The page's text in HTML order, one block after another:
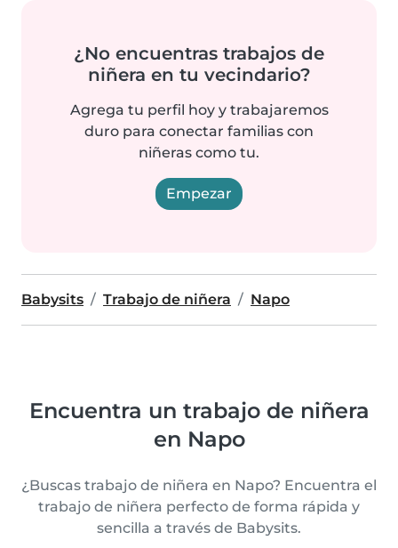
¿No encuentras trabajos de
niñera en tu vecindario?
Agrega tu perfil hoy y trabajaremos
duro para conectar familias con
niñeras como tu.
Empezar
Babysits Trabajo de niñera Napo
Encuentra un trabajo de niñera
en Napo
¿Buscas trabajo de niñera en Napo? Encuentra el
trabajo de niñera perfecto de forma rápida y
sencilla a través de Babysits.